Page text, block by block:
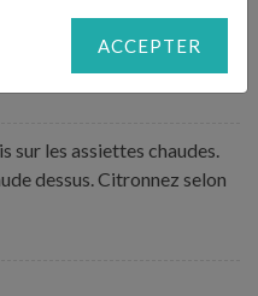
vivement à la poêle et au
un peu
sur les assiettes chaudes.
dessus. Citronnez selon
ACCEPTER